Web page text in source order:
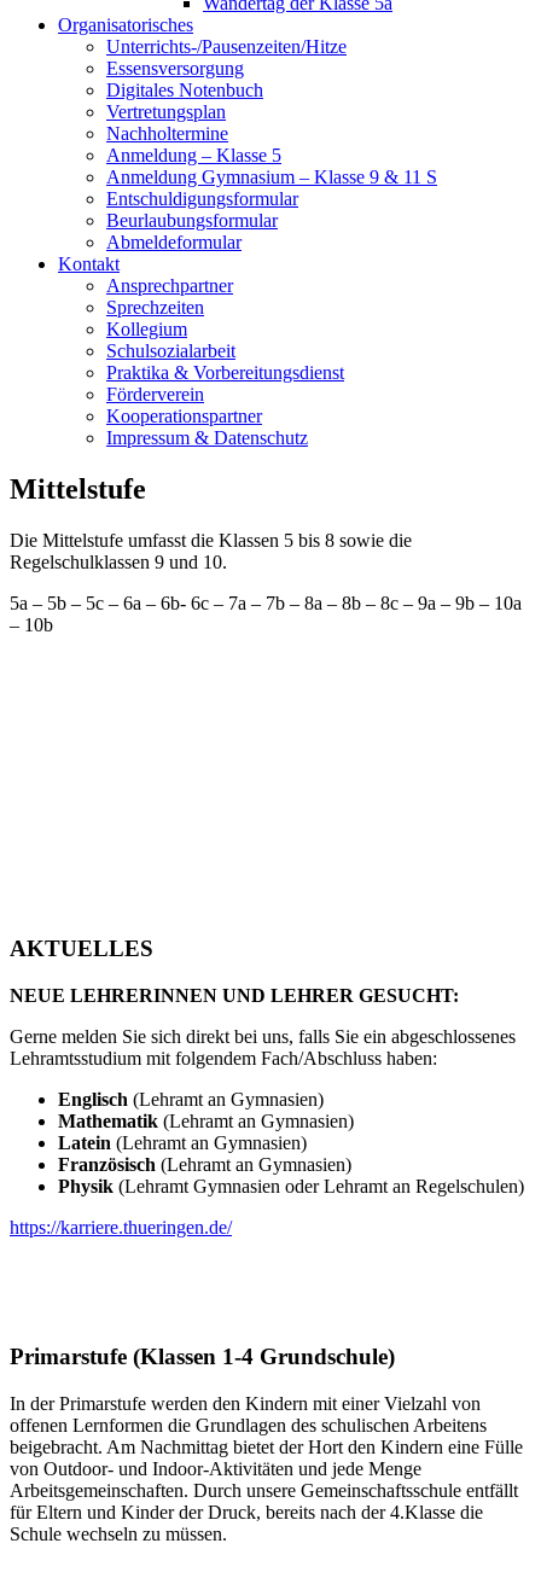
Organisatorisches
Unterrichts-/Pausenzeiten/Hitze
Essensversorgung
Digitales Notenbuch
Vertretungsplan
Nachholtermine
Anmeldung – Klasse 5
Anmeldung Gymnasium – Klasse 9 & 11 S
Entschuldigungsformular
Beurlaubungsformular
Abmeldeformular
Kontakt
Ansprechpartner
Sprechzeiten
Kollegium
Schulsozialarbeit
Praktika & Vorbereitungsdienst
Förderverein
Kooperationspartner
Impressum & Datenschutz
Mittelstufe
Die Mittelstufe umfasst die Klassen 5 bis 8 sowie die
Regelschulklassen 9 und 10.
5a – 5b – 5c – 6a – 6b- 6c – 7a – 7b – 8a – 8b – 8c – 9a – 9b – 10a
– 10b
AKTUELLES
NEUE LEHRERINNEN UND LEHRER GESUCHT:
Gerne melden Sie sich direkt bei uns, falls Sie ein abgeschlossenes
Lehramtsstudium mit folgendem Fach/Abschluss haben:
Englisch (Lehramt an Gymnasien)
Mathematik (Lehramt an Gymnasien)
Latein (Lehramt an Gymnasien)
Französisch (Lehramt an Gymnasien)
Physik (Lehramt Gymnasien oder Lehramt an Regelschulen)
https://karriere.thueringen.de/
Primarstufe (Klassen 1-4 Grundschule)
In der Primarstufe werden den Kindern mit einer Vielzahl von
offenen Lernformen die Grundlagen des schulischen Arbeitens
beigebracht. Am Nachmittag bietet der Hort den Kindern eine Fülle
von Outdoor- und Indoor-Aktivitäten und jede Menge
Arbeitsgemeinschaften. Durch unsere Gemeinschaftsschule entfällt
für Eltern und Kinder der Druck, bereits nach der 4.Klasse die
Schule wechseln zu müssen.